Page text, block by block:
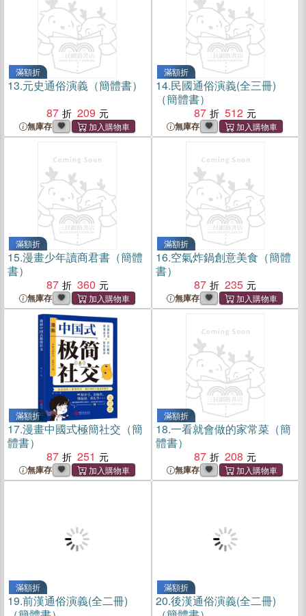
滿額折
13.元史通俗演義（簡體書）
87
209
無庫存
滿額折
14.民國通俗演義(全三冊)
（簡體書）
87
512
無庫存
滿額折
15.漫畫少年讀商君書（簡體
書）
87
360
無庫存
滿額折
16.空氣炸鍋創意美食（簡體
書）
87
235
無庫存
滿額折
17.漫畫中國式極簡社交（簡
體書）
87
251
無庫存
滿額折
18.一看就會做的家常菜（簡
體書）
87
208
無庫存
滿額折
19.前漢通俗演義(全二冊)
滿額折
20.後漢通俗演義(全二冊)